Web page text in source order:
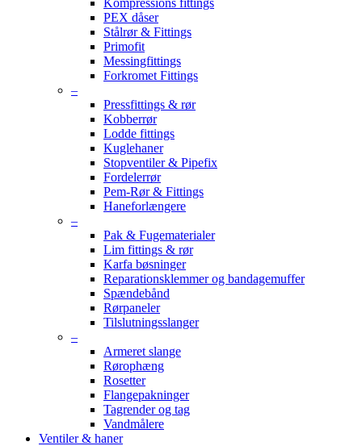
Kompressions fittings
PEX dåser
Stålrør & Fittings
Primofit
Messingfittings
Forkromet Fittings
–
Pressfittings & rør
Kobberrør
Lodde fittings
Kuglehaner
Stopventiler & Pipefix
Fordelerrør
Pem-Rør & Fittings
Haneforlængere
–
Pak & Fugematerialer
Lim fittings & rør
Karfa bøsninger
Reparationsklemmer og bandagemuffer
Spændebånd
Rørpaneler
Tilslutningsslanger
–
Armeret slange
Rørophæng
Rosetter
Flangepakninger
Tagrender og tag
Vandmålere
Ventiler & haner